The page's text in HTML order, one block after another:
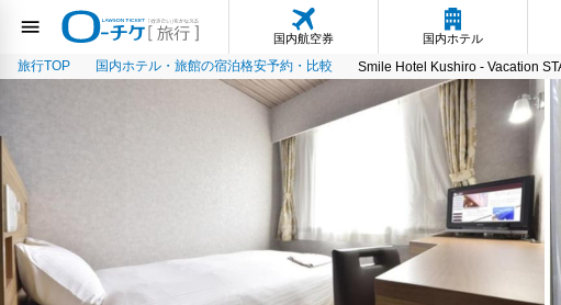
国内航空券 国内ホテル
旅行TOP 国内ホテル・旅館の宿泊格安予約・比較 Smile Hotel Kushiro - Vacation